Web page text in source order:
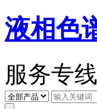
液相色
服务专